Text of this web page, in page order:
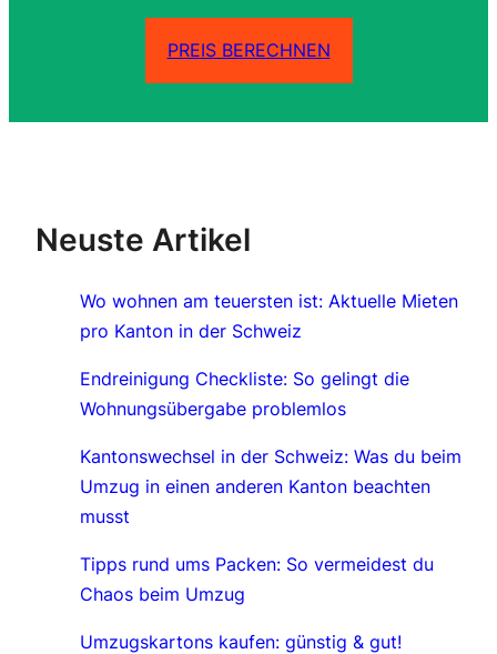
PREIS BERECHNEN
Neuste Artikel
Wo wohnen am teuersten ist: Aktuelle Mieten
pro Kanton in der Schweiz
Endreinigung Checkliste: So gelingt die
Wohnungsübergabe problemlos
Kantonswechsel in der Schweiz: Was du beim
Umzug in einen anderen Kanton beachten
musst
Tipps rund ums Packen: So vermeidest du
Chaos beim Umzug
Umzugskartons kaufen: günstig & gut!